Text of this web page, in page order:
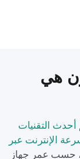
هي
أحدث التقنيات
الإنترنت عبر
حسب عمر جهاز